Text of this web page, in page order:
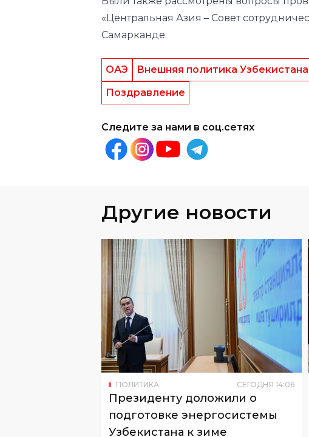
ОАЭ Внешняя политика Узбекистана
Поздравление
Следите за нами в соц.сетях
Другие новости
ПОЛИТИКА СЕГОДНЯ
Президенту доложили о
подготовке энергосистемы
Узбекистана к зиме
В энергосистеме внедрят цифровой